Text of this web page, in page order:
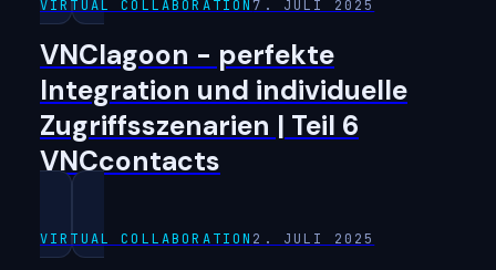
VIRTUAL COLLABORATION 7. JULI 2025
VNClagoon - perfekte
Integration und individuelle
Zugriffsszenarien | Teil 6
VNCcontacts
VIRTUAL COLLABORATION 2. JULI 2025